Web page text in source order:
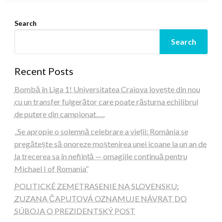
Search
Search
Recent Posts
Bombă în Liga 1! Universitatea Craiova lovește din nou
cu un transfer fulgerător care poate răsturna echilibrul
de putere din campionat…..
„Se apropie o solemnă celebrare a vieții: România se
pregătește să onoreze moștenirea unei icoane la un an de
la trecerea sa în neființă — omagiile continuă pentru
Michael I of Romania”
POLITICKÉ ZEMETRASENIE NA SLOVENSKU:
ZUZANA ČAPUTOVÁ OZNAMUJE NÁVRAT DO
SÚBOJA O PREZIDENTSKÝ POST